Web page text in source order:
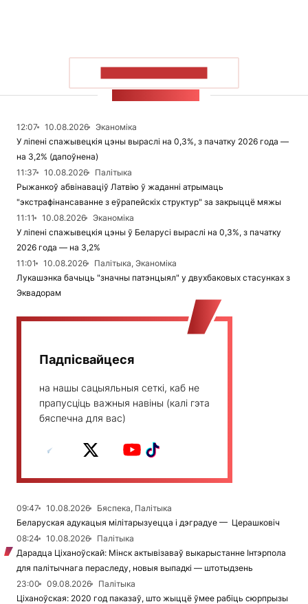
12:07 10.08.2026
Эканоміка
У ліпені спажывецкія цэны выраслі на 0,3%, з пачатку 2026 года —
на 3,2% (дапоўнена)
11:37
10.08.2026
Палітыка
Рыжанкоў абвінаваціў Латвію ў жаданні атрымаць
"экстрафінансаванне з еўрапейскіх структур" за закрыццё мяжы
11:11
10.08.2026
Эканоміка
У ліпені спажывецкія цэны ў Беларусі выраслі на 0,3%, з пачатку
2026 года — на 3,2%
11:01
10.08.2026
Палітыка, Эканоміка
Лукашэнка бачыць "значны патэнцыял" у двухбаковых стасунках з
Эквадорам
Падпісвайцеся
на нашы сацыяльныя сеткі, каб не
прапусціць важныя навіны (калі гэта
бяспечна для вас)
09:47 10.08.2026
Бяспека, Палітыка
Беларуская адукацыя мілітарызуецца і дэградуе — Церашковіч
08:24
10.08.2026
Палітыка
Дарадца Ціханоўскай: Мінск актывізаваў выкарыстанне Інтэрпола
для палітычнага пераследу, новыя выпадкі — штотыдзень
23:00
09.08.2026
Палітыка
Ціханоўская: 2020 год паказаў, што жыццё ўмее рабіць сюрпрызы